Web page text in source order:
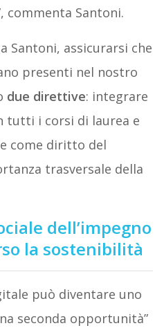
commenta Santoni.
Santoni, assicurarsi che
presenti nel nostro
due direttive: integrare
tutti i corsi di laurea e
come diritto del
trasversale della
dell’impegno
la sostenibilità
può diventare uno
seconda opportunità”